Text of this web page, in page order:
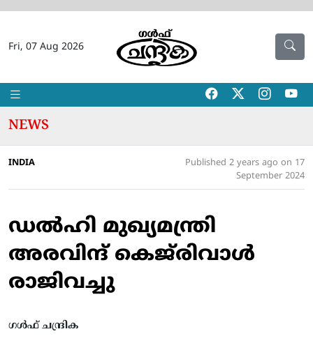
Fri, 07 Aug 2026
NEWS
INDIA
Published 2 years ago on 17
September 2024
ഡല്‍ഹി മുഖ്യമന്ത്രി
അരവിന്ദ് കെജ്‌രിവാള്‍
രാജിവച്ചു
ഗൾഫ് ചന്ദ്രിക